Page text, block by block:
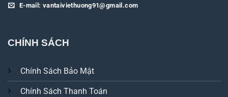
E-mail: vantaiviethuong91@gmail.com
CHÍNH SÁCH
Chính Sách Bảo Mật
Chính Sách Thanh Toán